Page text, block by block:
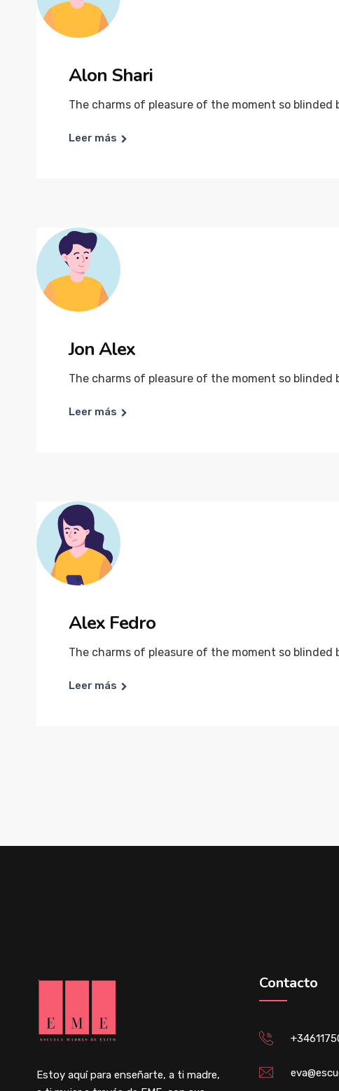
Alon Shari
The charms of pleasure of the moment so
Leer más
Jon Alex
The charms of pleasure of the moment so
Leer más
Alex Fedro
The charms of pleasure of the moment so
Leer más
Estoy aquí para enseñarte, a ti madre,
Contacto